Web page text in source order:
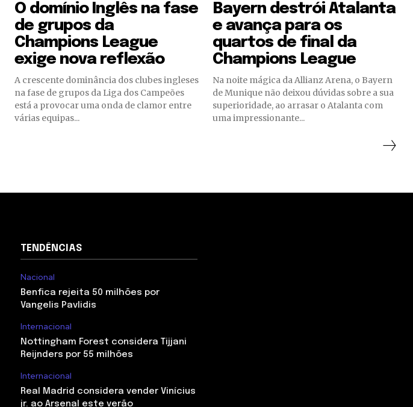
O domínio Inglês na fase
de grupos da
Champions League
exige nova reflexão
A crescente dominância dos clubes ingleses
na fase de grupos da Liga dos Campeões
está a provocar uma onda de clamor entre
várias equipas...
Bayern destrói Atalanta
e avança para os
quartos de final da
Champions League
Na noite mágica da Allianz Arena, o Bayern
de Munique não deixou dúvidas sobre a sua
superioridade, ao arrasar o Atalanta com
uma impressionante...
TENDÊNCIAS
Nacional
Benfica rejeita 50 milhões por
Vangelis Pavlidis
Internacional
Nottingham Forest considera Tijjani
Reijnders por 55 milhões
Internacional
Real Madrid considera vender Vinícius
jr. ao Arsenal este verão